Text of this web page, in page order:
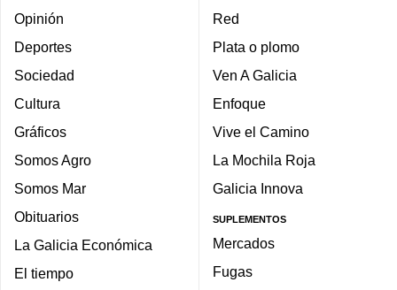
Opinión
Deportes
Sociedad
Cultura
Gráficos
Somos Agro
Somos Mar
Obituarios
La Galicia Económica
El tiempo
Red
Plata o plomo
Ven A Galicia
Enfoque
Vive el Camino
La Mochila Roja
Galicia Innova
SUPLEMENTOS
Mercados
Fugas